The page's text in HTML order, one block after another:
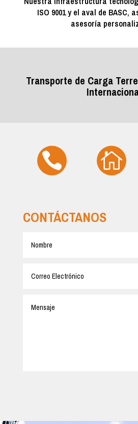
ISO 9001 y el aval de BASC,
asesoría
Transporte de Carga
 
CONTÁCTANOS